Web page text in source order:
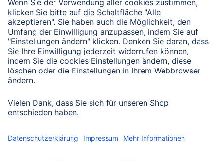
Senden
Mit Absenden des Formulars bestätigen Sie, dass Sie unsere
Datenschutzbestimmungen zur Formulardatenverarbeitung zur
Datenschutz